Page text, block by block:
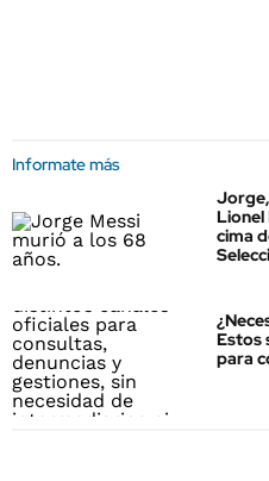
Informate más
Lionel
cima
Estos
para